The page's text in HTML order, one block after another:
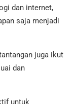
dan internet,
saja menjadi
juga ikut
dan